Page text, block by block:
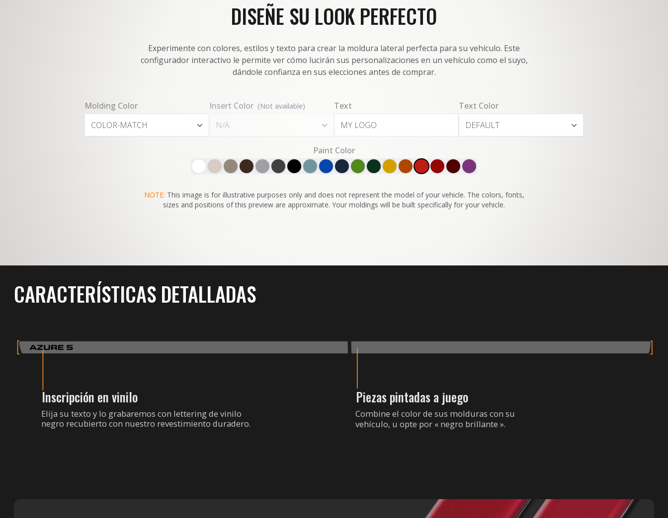
DISEÑE SU LOOK PERFECTO
Experimente con colores, estilos y texto para crear la moldura lateral perfecta para su vehículo. Este
configurador interactivo le permite ver cómo lucirán sus personalizaciones en un vehículo como el suyo,
dándole confianza en sus elecciones antes de comprar.
Molding Color
COLOR-MATCH
Insert Color (Not available)
N/A
Text
Text Color
DEFAULT
Paint Color
NOTE: This image is for illustrative purposes only and does not represent the model of your vehicle. The colors, fonts,
sizes and positions of this preview are approximate. Your moldings will be built specifically for your vehicle.
CARACTERÍSTICAS DETALLADAS
Inscripción en vinilo
Elija su texto y lo grabaremos con lettering de vinilo
negro recubierto con nuestro revestimiento duradero.
Piezas pintadas a juego
Combine el color de sus molduras con su
vehículo, u opte por « negro brillante ».